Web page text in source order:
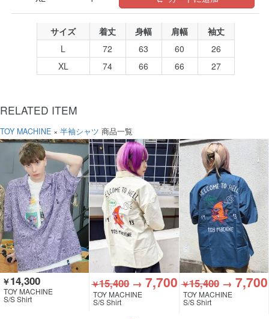
サイズ 着丈 身幅 肩幅
袖丈
L
72 63 60
26
XL
74 66 66 27
RELATED ITEM
TOY MACHINE × 半袖シャツ 商品一覧
￥14,300
TOY MACHINE
S/S Shirt
￥15,400→7,700
TOY MACHINE
S/S Shirt
￥15,400→ 7,700
TOY MACHINE
S/S Shirt